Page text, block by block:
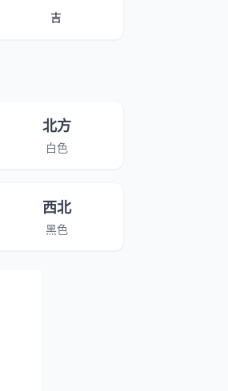
吉
北方
白色
西北
黑色